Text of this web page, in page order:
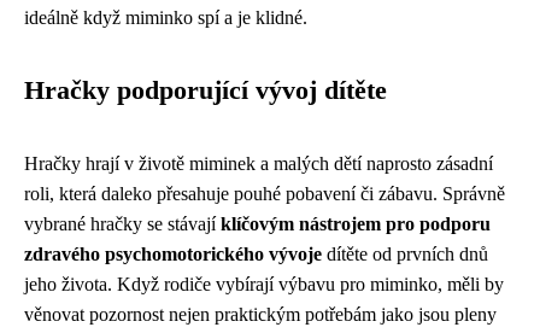
ideálně když miminko spí a je klidné.
Hračky podporující vývoj dítěte
Hračky hrají v životě miminek a malých dětí naprosto zásadní
roli, která daleko přesahuje pouhé pobavení či zábavu. Správně
vybrané hračky se stávajíklíčovým nástrojem pro podporu
zdravého psychomotorického vývoje dítěte od prvních dnů
jeho života. Když rodiče vybírají výbavu pro miminko, měli by
věnovat pozornost nejen praktickým potřebám jako jsou pleny